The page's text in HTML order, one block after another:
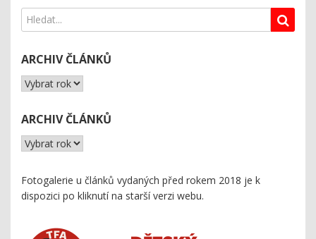
ARCHIV ČLÁNKŮ
ARCHIV ČLÁNKŮ
Fotogalerie u článků vydaných před rokem 2018 je k
dispozici po kliknutí na starší verzi webu.